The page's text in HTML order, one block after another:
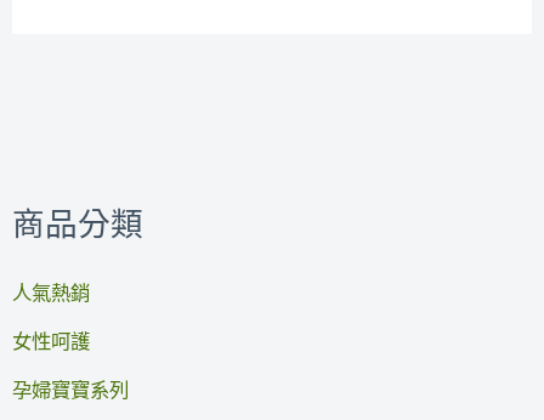
商品分類
人氣熱銷
女性呵護
孕婦寶寶系列